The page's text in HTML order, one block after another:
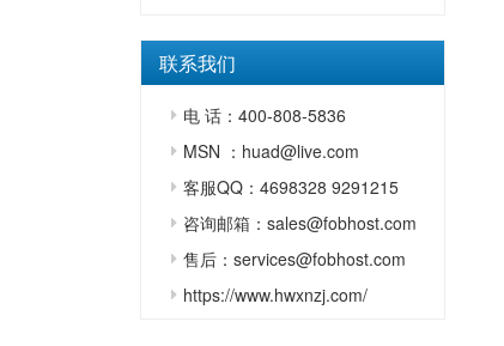
联系我们
电 话：400-808-5836
MSN ：huad@live.com
客服QQ：4698328 9291215
咨询邮箱：sales@fobhost.com
售后：services@fobhost.com
https://www.hwxnzj.com/